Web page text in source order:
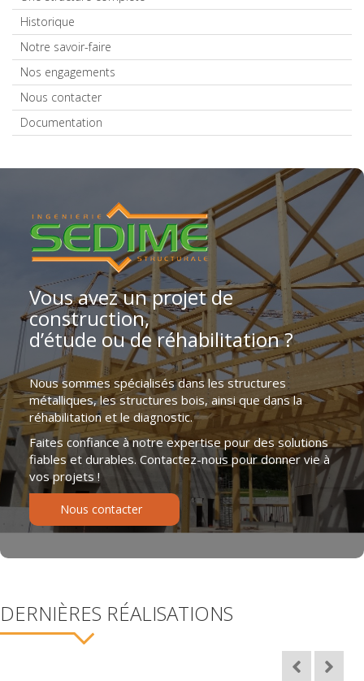
Historique
Notre savoir-faire
Nos engagements
Nous contacter
Documentation
Vous avez un projet de
construction,
d’étude ou de réhabilitation ?
Nous sommes spécialisés dans les structures
métalliques, les structures bois, ainsi que dans la
réhabilitation et le diagnostic.
Faites confiance à notre expertise pour des solutions
fiables et durables. Contactez-nous pour donner vie à
vos projets !
Nous contacter
DERNIÈRES RÉALISATIONS